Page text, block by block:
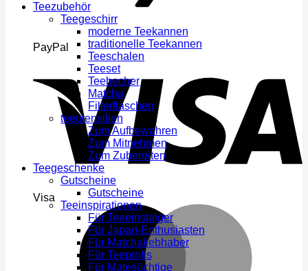
PayPal
Visa
Teezubehör
Teegeschirr
moderne Teekannen
traditionelle Teekannen
Teeschalen
Teeset
Teebecher
Matcha
Filterflaschen
teeutensilien
Zum Aufbewahren
Zum Mitnehmen
Zum Zubereiten
Teegeschenke
Gutscheine
Gutscheine
Teeinspirationen
Für Teeeinsteiger
Für Japan-Enthusiasten
Für Matchaliebhaber
Für Teeprofis
Für Matesüchtige